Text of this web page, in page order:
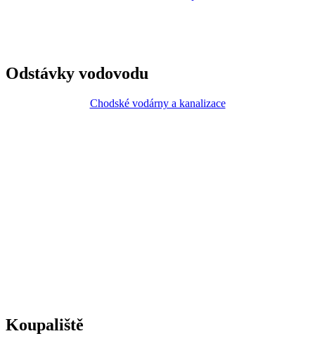
Odstávky vodovodu
Chodské vodárny a kanalizace
Koupaliště